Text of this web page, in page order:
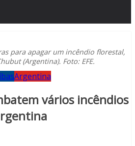
para apagar um incêndio florestal,
(Argentina). Foto: EFE.
Argentina
vários incêndios